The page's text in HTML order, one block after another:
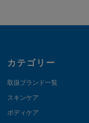
カテゴリー
取扱ブランド一覧
スキンケア
ボディケア